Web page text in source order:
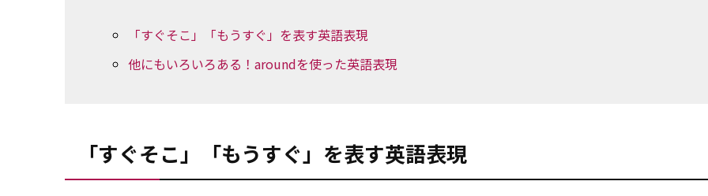
「すぐそこ」「もうすぐ」を表す英語表現
他にもいろいろある！aroundを使った英語表現
「すぐそこ」「もうすぐ」を表す英語表現